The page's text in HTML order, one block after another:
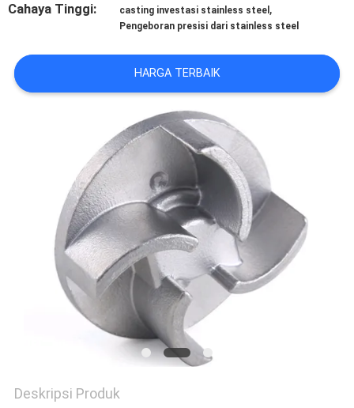
MINTA
KUTIPAN
SITEMAP
KEBIJAKAN
PRIVASI
Cahaya Tinggi:
casting investasi stainless steel ,
Pengeboran presisi dari stainless steel
HARGA TERBAIK
Deskripsi Produk